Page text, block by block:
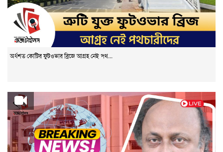
অর্ধশত কোটির ফুটওভার ব্রিজে আগ্রহ নেই পথ...